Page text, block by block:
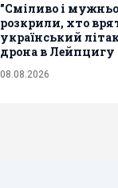
"Сміливо і
розкрили, хто
український
дрона в Лейпцигу
08.08.2026